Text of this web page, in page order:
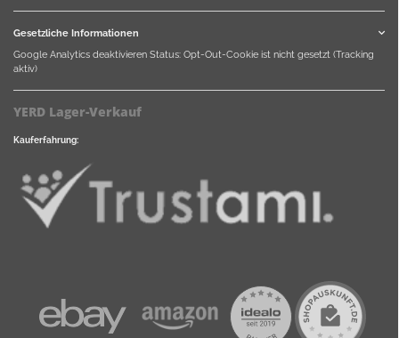
Gesetzliche Informationen
Google Analytics deaktivieren Status: Opt-Out-Cookie ist nicht gesetzt (Tracking
aktiv)
YERD Lager-Verkauf
Kauferfahrung: